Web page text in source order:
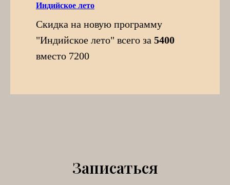
Индийское лето
Скидка на новую программу
"Индийское лето" всего за 5400
вместо 7200
Записаться